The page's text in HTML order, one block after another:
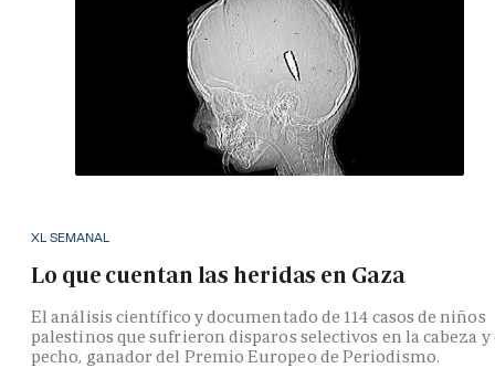
XL SEMANAL
Lo que cuentan las heridas en Gaza
El análisis científico y documentado de 114 casos de niños
palestinos que sufrieron disparos selectivos en la cabeza y
pecho, ganador del Premio Europeo de Periodismo.